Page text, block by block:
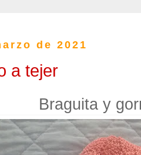
de 2021
a tejer
Braguita y